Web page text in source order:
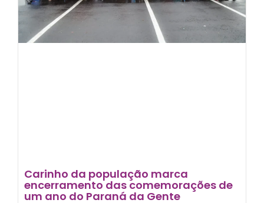
Carinho da população marca
encerramento das comemorações de
um ano do Paraná da Gente